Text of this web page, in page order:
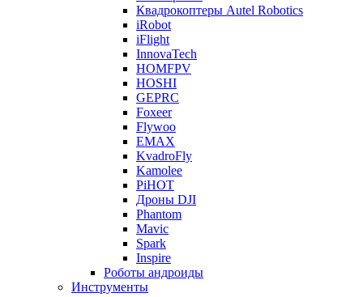
Квадрокоптеры Autel Robotics
iRobot
iFlight
InnovaTech
HOMFPV
HOSHI
GEPRC
Foxeer
Flywoo
EMAX
KvadroFly
Kamolee
PiHOT
Дроны DJI
Phantom
Mavic
Spark
Inspire
Роботы андроиды
Инструменты